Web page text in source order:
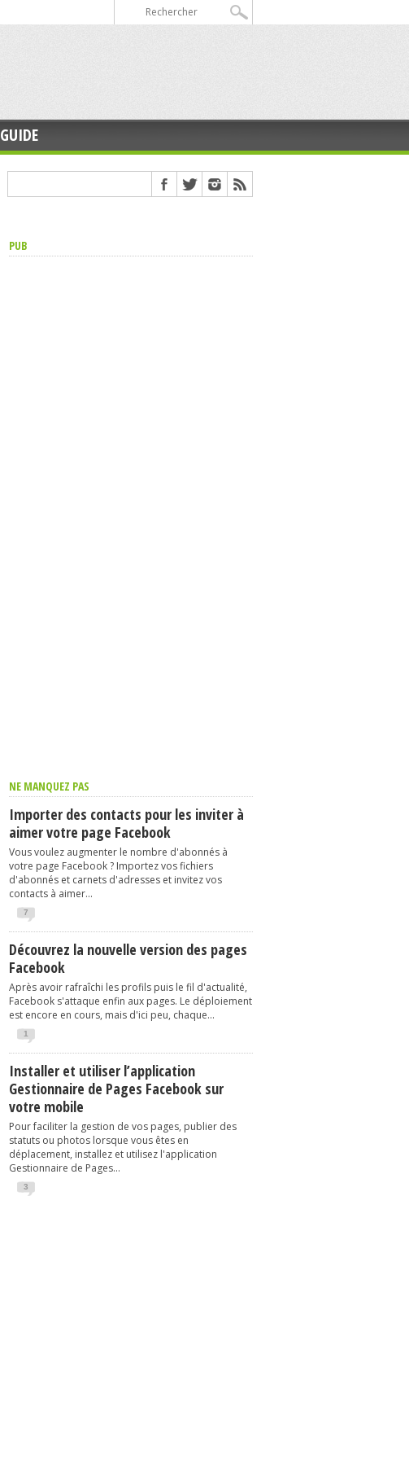
GUIDE
PUB
NE MANQUEZ PAS
Importer des contacts pour les inviter à
aimer votre page Facebook
Vous voulez augmenter le nombre d'abonnés à
votre page Facebook ? Importez vos fichiers
d'abonnés et carnets d'adresses et invitez vos
contacts à aimer...
7
Découvrez la nouvelle version des pages
Facebook
Après avoir rafraîchi les profils puis le fil d'actualité,
Facebook s'attaque enfin aux pages. Le déploiement
est encore en cours, mais d'ici peu, chaque...
1
Installer et utiliser l’application
Gestionnaire de Pages Facebook sur
votre mobile
Pour faciliter la gestion de vos pages, publier des
statuts ou photos lorsque vous êtes en
déplacement, installez et utilisez l'application
Gestionnaire de Pages...
3